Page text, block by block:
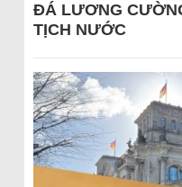
ĐÁ LƯƠNG
TỊCH NƯỚC